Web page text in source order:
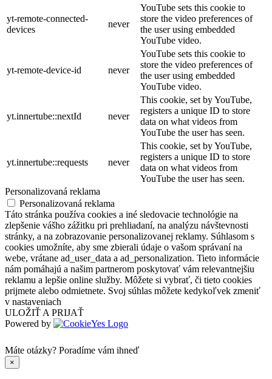
yt-remote-connected-
devices
never
YouTube sets this cookie to
store the video preferences of
the user using embedded
YouTube video.
yt-remote-device-id never
YouTube sets this cookie to
store the video preferences of
the user using embedded
YouTube video.
yt.innertube::nextId never
This cookie, set by YouTube,
registers a unique ID to store
data on what videos from
YouTube the user has seen.
yt.innertube::requests never
This cookie, set by YouTube,
registers a unique ID to store
data on what videos from
YouTube the user has seen.
Personalizovaná reklama
Personalizovaná reklama
Táto stránka používa cookies a iné sledovacie technológie na
zlepšenie vášho zážitku pri prehliadaní, na analýzu návštevnosti
stránky, a na zobrazovanie personalizovanej reklamy. Súhlasom s
cookies umožníte, aby sme zbierali údaje o vašom správaní na
webe, vrátane ad_user_data a ad_personalization. Tieto informácie
nám pomáhajú a našim partnerom poskytovať vám relevantnejšiu
reklamu a lepšie online služby. Môžete si vybrať, či tieto cookies
prijmete alebo odmietnete. Svoj súhlas môžete kedykoľvek zmeniť
v nastaveniach
ULOŽIŤ A PRIJAŤ
Powered by
Máte otázky? Poradíme vám ihneď
×